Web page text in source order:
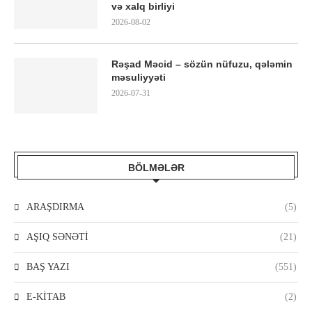
və xalq birliyi
2026-08-02
Rəşad Məcid – sözün nüfuzu, qələmin
məsuliyyəti
2026-07-31
BÖLMƏLƏR
ARAŞDIRMA (5)
AŞIQ SƏNƏTİ (21)
BAŞ YAZI (551)
E-KİTAB (2)